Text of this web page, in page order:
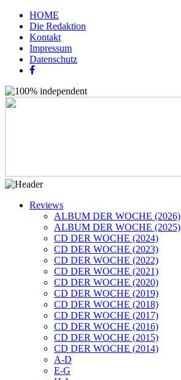
HOME
Die Redaktion
Kontakt
Impressum
Datenschutz
Reviews
ALBUM DER WOCHE (2026)
ALBUM DER WOCHE (2025)
CD DER WOCHE (2024)
CD DER WOCHE (2023)
CD DER WOCHE (2022)
CD DER WOCHE (2021)
CD DER WOCHE (2020)
CD DER WOCHE (2019)
CD DER WOCHE (2018)
CD DER WOCHE (2017)
CD DER WOCHE (2016)
CD DER WOCHE (2015)
CD DER WOCHE (2014)
A-D
E-G